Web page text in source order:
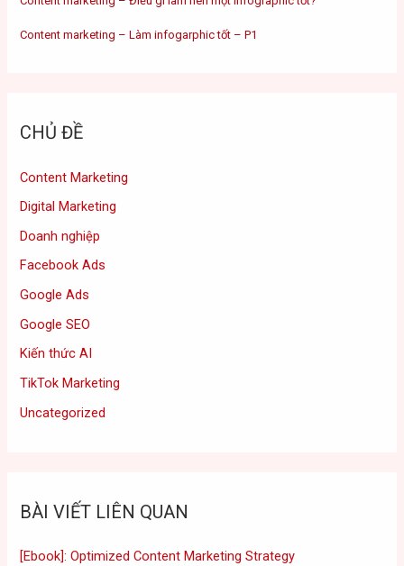
Content marketing – Làm infogarphic tốt – P1
CHỦ ĐỀ
Content Marketing
Digital Marketing
Doanh nghiệp
Facebook Ads
Google Ads
Google SEO
Kiến thức AI
TikTok Marketing
Uncategorized
BÀI VIẾT LIÊN QUAN
[Ebook]: Optimized Content Marketing Strategy